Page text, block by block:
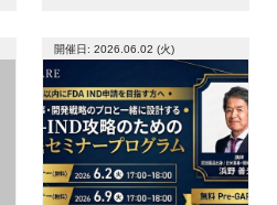
開催日: 2026.06.02 (火)